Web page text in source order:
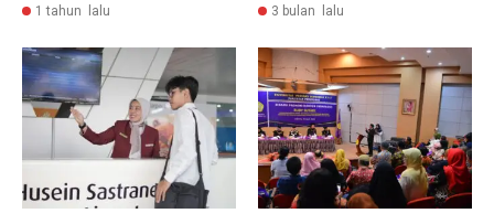
1 tahun lalu 3 bulan lalu